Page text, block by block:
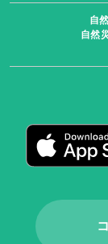
自
自然